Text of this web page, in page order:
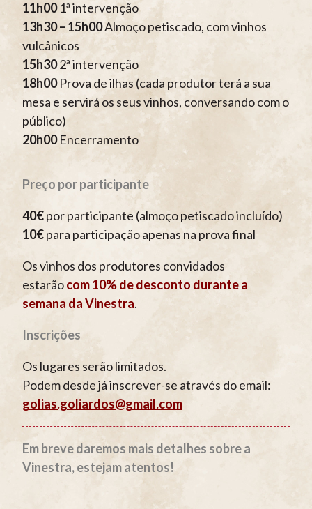
11h001ª intervenção
13h30 – 15h00Almoço petiscado, com vinhos
vulcânicos
15h302ª intervenção
18h00Prova de ilhas (cada produtor terá a sua
mesa e servirá os seus vinhos, conversando com o
público)
20h00Encerramento
Preço por participante
40€por participante (almoço petiscado incluído)
10€para participação apenas na prova final
Os vinhos dos produtores convidados
estarãocom 10% de desconto durante a
semana da Vinestra.
Inscrições
Os lugares serão limitados.
Podem desde já inscrever-se através do email:
golias.goliardos@gmail.com
Em breve daremos mais detalhes sobre a
Vinestra, estejam atentos!